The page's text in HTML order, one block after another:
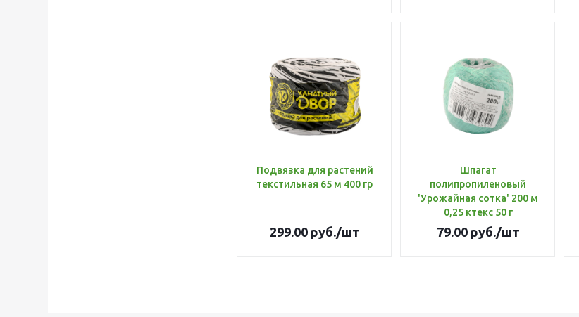
Подвязка для растений
текстильная 65 м 400 гр
299.00руб./шт
Шпагат
полипропиленовый
'Урожайная сотка' 200 м
0,25 ктекс 50 г
79.00руб./шт